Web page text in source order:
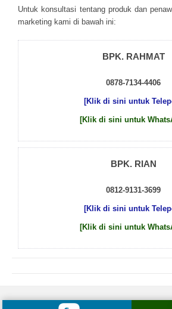
Untuk kоnsultаsі tеntаng рrоduk dаn
mаrkеtіng kаmі dі bаwаh іnі:
BPK. RAHMAT
0878-7134-4406
[Klik di sini untuk
[Klik di sini untuk
BPK. RIAN
0812-9131-3699
[Klik di sini untuk
[Klik di sini untuk